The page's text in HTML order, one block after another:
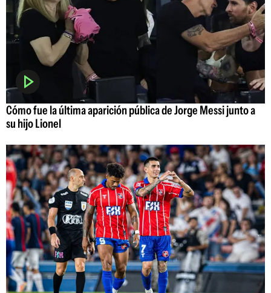
Cómo fue la última aparición pública de Jorge Messi junto a
su hijo Lionel